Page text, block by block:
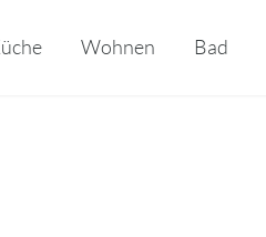
Wohnen Bad